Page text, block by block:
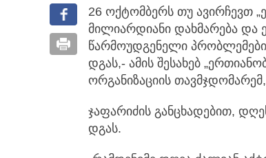
26 ოქტომბერს თუ ავირჩევთ
მილიარდიანი დახმარება
წარმოუდგენელი
დგას,- ამის შესახებ
ორგანიზაციის თავმჯდომარემ,
ჯაფარიძის განცხადებით,
დგას.